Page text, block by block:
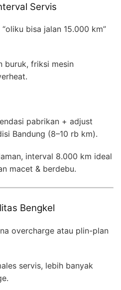
Servis
bisa jalan 15.000 km”
buruk, friksi mesin
pabrikan + adjust
Bandung (8–10 rb km).
interval 8.000 km ideal
macet & berdebu.
Bengkel
overcharge atau plin-plan
servis, lebih banyak